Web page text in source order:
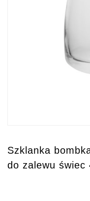
Szklanka
do zalewu